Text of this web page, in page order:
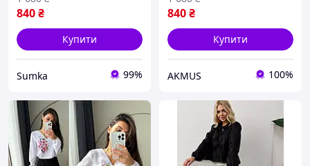
на кожен день
840₴
Купити
Sumka 99%
на кожен день
840₴
Купити
AKMUS 100%